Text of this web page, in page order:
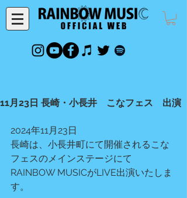
11月23日 長崎・小長井 こなフェス 出演
2024年11月23日
長崎は、小長井町にて開催されるこな
フェスのメインステージにて
RAINBOW MUSICがLIVE出演いたしま
す。